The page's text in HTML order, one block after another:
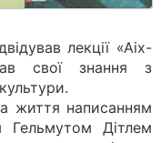
лекції «Аіх-
свої знання з
життя написанням
Гельмутом Дітлем